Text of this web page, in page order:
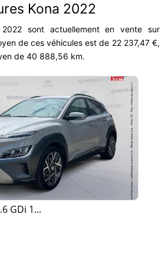
Kona 2022
sont actuellement en vente sur
de ces véhicules est de 22 237,47 €,
de 40 888,56 km.
GDi 1...